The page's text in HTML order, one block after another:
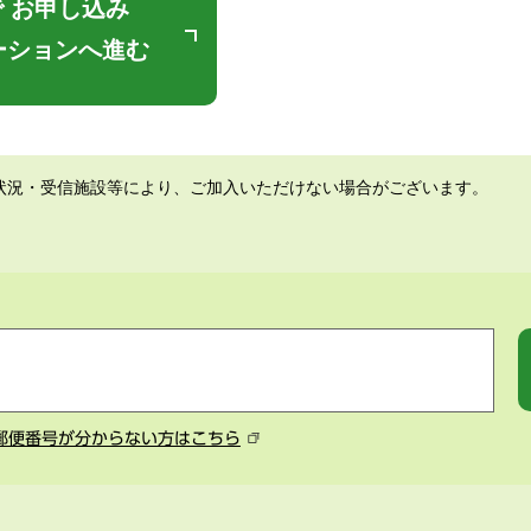
お申し込み
ョンへ進む
・受信施設等により、ご加入いただけない場合がございます。
便番号が分からない方はこちら